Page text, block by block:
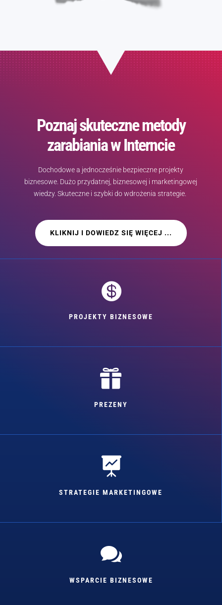
Poznaj skuteczne metody
zarabiania w Interncie
Dochodowe a jednocześnie bezpieczne projekty
biznesowe. Dużo przydatnej, biznesowej i marketingowej
wiedzy. Skuteczne i szybki do wdrożenia strategie.
KLIKNIJ I DOWIEDZ SIĘ WIĘCEJ ...

PROJEKTY BIZNESOWE

PREZENY

STRATEGIE MARKETINGOWE

WSPARCIE BIZNESOWE